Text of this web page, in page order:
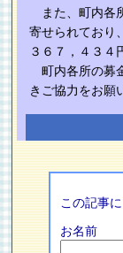
また、町内各
寄せられており
３６７，４３４
町内各所の募
きご協力をお願
この記事
お名前